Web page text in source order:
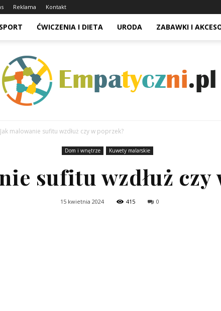
Reklama Kontakt
SPORT ĆWICZENIA I DIETA URODA ZABAWKI I
Jak malowanie sufitu wzdłuż czy w poprzek?
Dom i wnętrze Kuwety malarskie
sufitu wzdłuż czy
15 kwietnia 2024 415 0